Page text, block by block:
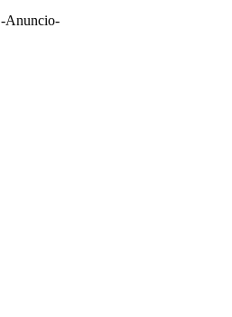
-Anuncio-